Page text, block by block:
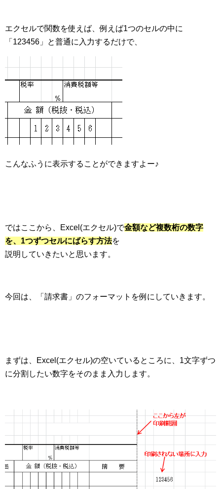
エクセルで関数を使えば、例えば1つのセルの中に
「123456」と普通に入力するだけで、
こんなふうに表示することができますよー♪
ではここから、Excel(エクセル)で金額など複数桁の数字
を、1つずつセルにばらす方法を
説明していきたいと思います。
今回は、「請求書」のフォーマットを例にしていきます。
まずは、Excel(エクセル)の空いているところに、1文字ずつ
に分割したい数字をそのまま入力します。